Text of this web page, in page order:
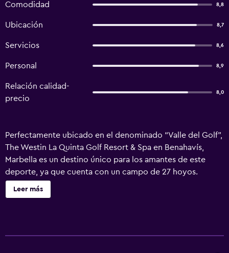
Comodidad 8,8
Ubicación 8,7
Servicios 8,6
Personal 8,9
Relación calidad-
precio
8,0
Perfectamente ubicado en el denominado “Valle del Golf”,
The Westin La Quinta Golf Resort & Spa en Benahavís,
Marbella es un destino único para los amantes de este
deporte, ya que cuenta con un campo de 27 hoyos.
Nuestro hotel 5 estrellas en Marbella está inmerso entre la
montaña de Sierra Blanca y el mar Mediterráneo, este
Leer más